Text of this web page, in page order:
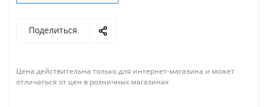
Поделиться
Цена действительна только для интернет-магазина и может
отличаться от цен в розничных магазинах